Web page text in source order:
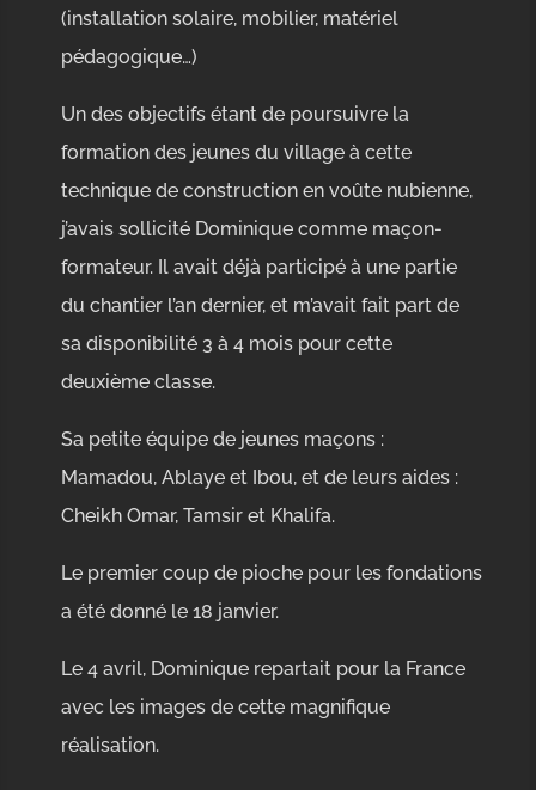
(installation solaire, mobilier, matériel
pédagogique…)
Un des objectifs étant de poursuivre la
formation des jeunes du village à cette
technique de construction en voûte nubienne,
j’avais sollicité Dominique comme maçon-
formateur. Il avait déjà participé à une partie
du chantier l’an dernier, et m’avait fait part de
sa disponibilité 3 à 4 mois pour cette
deuxième classe.
Sa petite équipe de jeunes maçons :
Mamadou, Ablaye et Ibou, et de leurs aides :
Cheikh Omar, Tamsir et Khalifa.
Le premier coup de pioche pour les fondations
a été donné le 18 janvier.
Le 4 avril, Dominique repartait pour la France
avec les images de cette magnifique
réalisation.